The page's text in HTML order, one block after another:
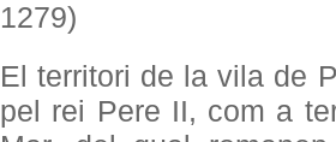
1279)
El territori de la vila de
pel rei Pere II, com a